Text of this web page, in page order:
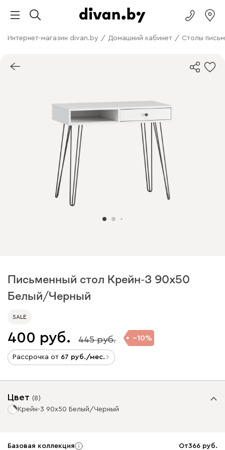
Интернет-магазин divan.by / Домашний кабинет / Столы
Письменный стол Крейн-3 90x50
Белый/Черный
SALE
400 445 10
Рассрочка от 67 /мес.
Цвет (8)
Крейн-3 90x50 Белый/Черный
Базовая коллекция От366